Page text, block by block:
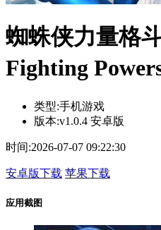
蜘蛛侠力量格
Fighting
类型:手机游戏
版本:v1.0.4 安卓版
时间:2026-07-07 09:22:30
安卓版下载 苹果下载
应用截图